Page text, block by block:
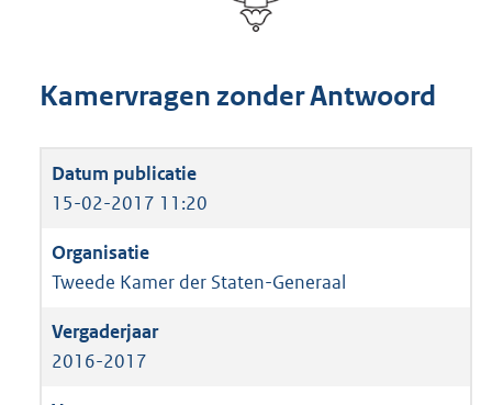
Kamervragen zonder Antwoord
15-02-2017 11:20
Tweede Kamer der Staten-Generaal
2016-2017